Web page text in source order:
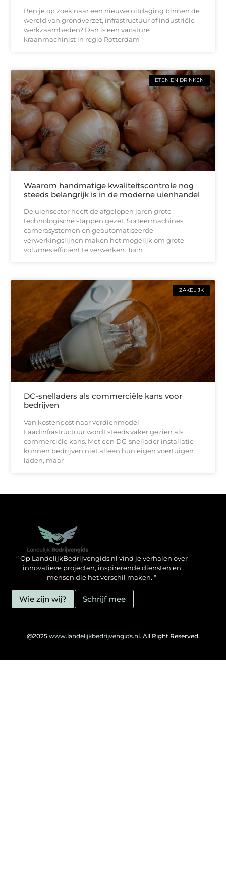
Ben je op zoek naar een nieuwe uitdaging binnen de
wereld van grondverzet, infrastructuur of industriële
werkzaamheden? Dan is een vacature
kraanmachinist in regio Rotterdam
ETEN EN DRINKEN
Waarom handmatige kwaliteitscontrole nog
steeds belangrijk is in de moderne uienhandel
De uiensector heeft de afgelopen jaren grote
technologische stappen gezet. Sorteermachines,
camerasystemen en geautomatiseerde
verwerkingslijnen maken het mogelijk om grote
volumes efficiënt te verwerken. Toch
ZAKELIJK
DC-snelladers als commerciële kans voor
bedrijven
Van kostenpost naar verdienmodel
Laadinfrastructuur wordt steeds vaker gezien als
commerciële kans. Met een DC-snellader installatie
kunnen bedrijven niet alleen hun eigen voertuigen
laden, maar
” Op LandelijkBedrijvengids.nl vind je verhalen over
innovatieve projecten, inspirerende diensten en
mensen die het verschil maken. “
Wie zijn wij? Schrijf mee
@2025www.landelijkbedrijvengids.nl.All Right Reserved.